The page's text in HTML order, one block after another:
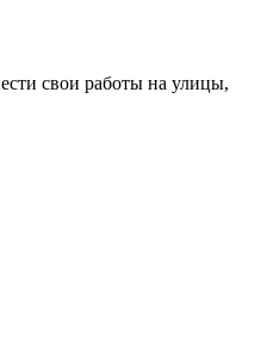
свои работы на улицы,